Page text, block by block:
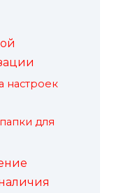
настроек
для